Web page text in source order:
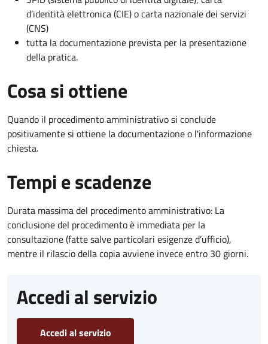
d’identità elettronica (CIE) o carta nazionale dei servizi
(CNS)
tutta la documentazione prevista per la presentazione
della pratica.
Cosa si ottiene
Quando il procedimento amministrativo si conclude
positivamente si ottiene la documentazione o l'informazione
chiesta.
Tempi e scadenze
Durata massima del procedimento amministrativo: La
conclusione del procedimento è immediata per la
consultazione (fatte salve particolari esigenze d’ufficio),
mentre il rilascio della copia avviene invece entro 30 giorni.
Accedi al servizio
Accedi al servizio